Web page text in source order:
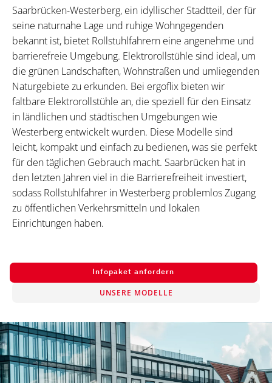
Saarbrücken-Westerberg, ein idyllischer Stadtteil, der für
seine naturnahe Lage und ruhige Wohngegenden
bekannt ist, bietet Rollstuhlfahrern eine angenehme und
barrierefreie Umgebung. Elektrorollstühle sind ideal, um
die grünen Landschaften, Wohnstraßen und umliegenden
Naturgebiete zu erkunden. Bei ergoflix bieten wir
faltbare Elektrorollstühle an, die speziell für den Einsatz
in ländlichen und städtischen Umgebungen wie
Westerberg entwickelt wurden. Diese Modelle sind
leicht, kompakt und einfach zu bedienen, was sie perfekt
für den täglichen Gebrauch macht. Saarbrücken hat in
den letzten Jahren viel in die Barrierefreiheit investiert,
sodass Rollstuhlfahrer in Westerberg problemlos Zugang
zu öffentlichen Verkehrsmitteln und lokalen
Einrichtungen haben.
Infopaket anfordern
UNSERE MODELLE